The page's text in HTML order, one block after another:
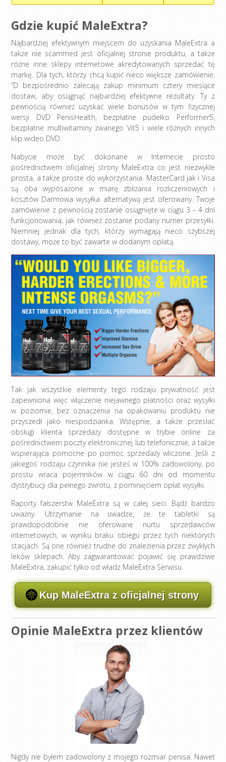
Gdzie kupić MaleExtra?
Najbardziej efektywnym miejscem do uzyskania MaleExtra a
także nie scammed jest oficjalnej stronie produktu, a także
różne inne sklepy internetowe akredytowanych sprzedać tę
markę. Dla tych, którzy chcą kupić nieco większe zamówienie,
“D bezpośrednio zalecają zakup minimum cztery miesiące
dostaw, aby osiągnąć najbardziej efektywne rezultaty. Ty z
pewnością również uzyskać wiele bonusów w tym fizycznej
wersji DVD PenisHealth, bezpłatne pudełko Performer5,
bezpłatne multiwitaminy zwanego Vit5 i wiele różnych innych
klip wideo DVD.
Nabycie może być dokonane w Internecie prosto
pośrednictwem oficjalnej strony MaleExtra co jest niezwykle
prosta, a także proste do wykorzystania. MasterCard jak i Visa
są oba wyposażone w miarę zbliżania rozliczeniowych i
kosztów Darmowa wysyłka alternatywą jest oferowany. Twoje
zamówienie z pewnością zostanie osiągnięte w ciągu 3 – 4 dni
funkcjonowania, jak również zostanie podany numer przesyłki.
Niemniej jednak dla tych, którzy wymagają nieco szybszej
dostawy, może to być zawarte w dodanym opłatą.
Tak jak wszystkie elementy tego rodzaju prywatność jest
zapewniona więc włączenie niejawnego płatności oraz wysyłki
w poziomie, bez oznaczenia na opakowaniu produktu nie
przyszedł jako niespodzianka. Wstępnie, a także przesłać
obsługi klienta sprzedaży dostępne w trybie online za
pośrednictwem poczty elektronicznej lub telefonicznie, a także
wspierająca pomocne po pomoc sprzedaży wliczone. Jeśli z
jakiegoś rodzaju czynnika nie jesteś w 100% zadowolony, po
prostu wraca pojemników w ciągu 60 dni od momentu
dystrybucji dla pełnego zwrotu, z pominięciem opłat wysyłki.
Raporty fałszerstw MaleExtra są w całej sieci. Bądź bardzo
uważny. Utrzymanie na uwadze, że te tabletki są
prawdopodobnie nie oferowane nurtu sprzedawców
internetowych, w wyniku braku obiegu przez tych niektórych
stacjach. Są one również trudne do znalezienia przez zwykłych
leków sklepach. Aby zagwarantować pojawić się prawdziwe
MaleExtra, zakupić tylko od władz MaleExtra Serwisu.
Kup MaleExtra z oficjalnej strony
Opinie MaleExtra przez klientów
Nigdy nie byłem zadowolony z mojego rozmiar penisa. Nawet